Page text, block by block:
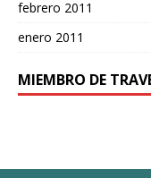
febrero 2011
enero 2011
MIEMBRO DE